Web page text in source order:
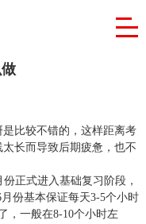
比较不错的，这样距离考
长而导致后期疲惫，也不
正式进入基础复习阶段，
份基本保证每天3-5个小时
，一般在8-10个小时左